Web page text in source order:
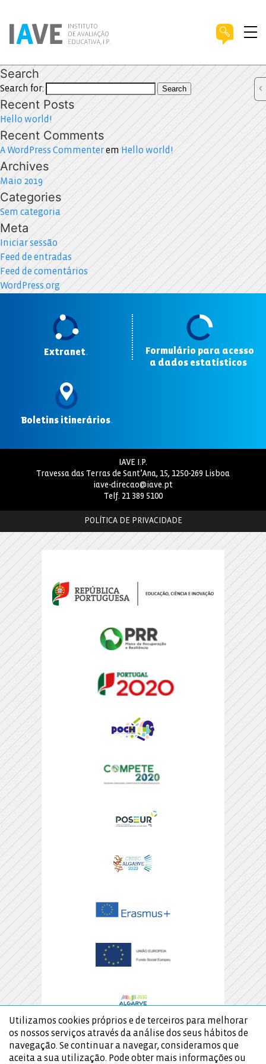
Search
Search for: Search
Recent Posts
Hello world!
Recent Comments
A WordPress Commenterem Hello world!
Archives
Maio 2019
Categories
Sem categoria
Meta
Iniciar sessão
Feed de entradas
Feed de comentários
WordPress.org
Extranet.
Formulário para acesso
a dados estatísticos
Boletins itinerários.
IAVE I.P.
Travessa das Terras de Sant’Ana, 15, 1250-269 Lisboa
iave-direcao@iave.pt
Telf. 21 389 5100
POLÍTICA DE PRIVACIDADE
Utilizamos cookies próprios e de terceiros para melhorar
os nossos serviços através da análise dos seus hábitos de
navegação. Se continuar a navegar, consideramos que
aceita a sua utilização. Pode obter mais informações ou